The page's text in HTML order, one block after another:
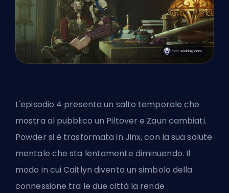
L'episodio 4 presenta un salto temporale che
mostra al pubblico un Piltover e Zaun cambiati.
Powder si è trasformata in Jinx, con la sua salute
mentale che sta lentamente diminuendo. Il
modo in cui Caitlyn diventa un simbolo della
connessione tra le due città la rende